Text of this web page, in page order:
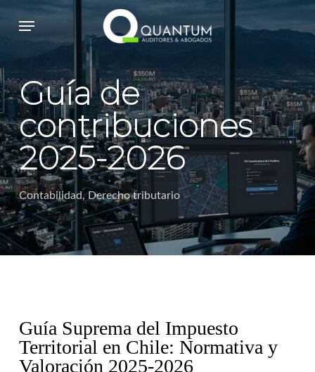
content
Menu
Guía de
contribuciones
2025-2026
Contabilidad, Derecho tributario
Guía Suprema del Impuesto
Territorial en Chile: Normativa y
Valoración 2025-2026